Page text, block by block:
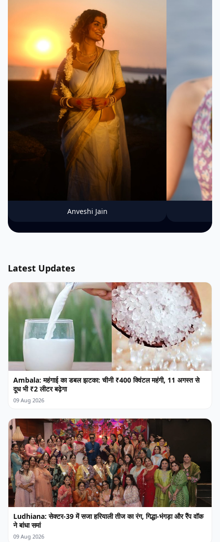
Anveshi Jain
Latest Updates
Ambala: महंगाई का डबल झटका: चीनी ₹400 क्विंटल महंगी, 11 अगस्त से
दूध भी ₹2 लीटर बढ़ेगा
09 Aug 2026
Ludhiana: सेक्टर-39 में सजा हरियाली तीज का रंग, गिद्धा-भंगड़ा और रैंप वॉक
ने बांधा समां
09 Aug 2026